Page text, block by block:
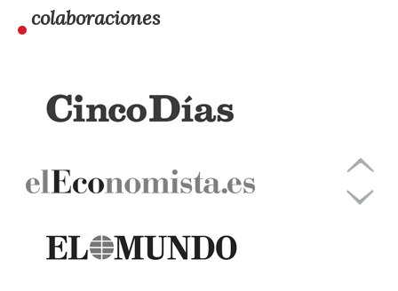
colaboraciones